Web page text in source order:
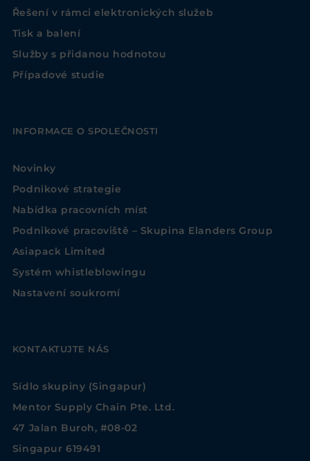
Řešení v rámci elektronických služeb
Tisk a balení
Služby s přidanou hodnotou
Případové studie
INFORMACE O SPOLEČNOSTI
Novinky
Podnikové strategie
Nabídka pracovních míst
Podnikové pracoviště – Skupina Elanders Group
Asiapack Limited
Systém whistleblowingu
Nastavení soukromí
KONTAKTUJTE NÁS
Sídlo skupiny (Singapur)
Mentor Supply Chain Pte. Ltd.
47 Jalan Buroh, #08-02
Singapur 619491